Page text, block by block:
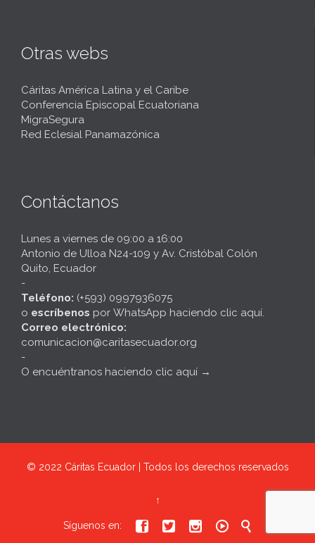
Otras webs
Cáritas América Latina y el Caribe
Conferencia Episcopal Ecuatoriana
MigraSegura
Red Eclesial Panamazónica
Contáctanos
Lunes a viernes de 09:00 a 16:00
Antonio de Ulloa N24-109 y Av. Cristóbal Colón
Quito, Ecuador
-
Teléfono: (+593) 0997936075
o escríbenos por WhatsApp haciendo clic aquí.
Correo electrónico:
comunicacion@caritasecuador.org
-
O encuéntranos haciendo clic aquí →
© 2022 Cáritas Ecuador | Todos los derechos reservados
↑
Síguenos en:     